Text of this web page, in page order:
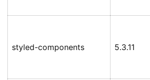
styled-components 5.3.11